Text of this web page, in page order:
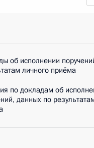
об исполнении
личного приёма
по докладам об
данных по